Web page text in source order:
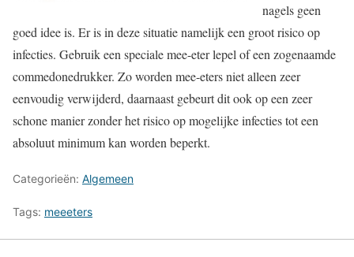
nagels geen
goed idee is. Er is in deze situatie namelijk een groot risico op
infecties. Gebruik een speciale mee-eter lepel of een zogenaamde
commedonedrukker. Zo worden mee-eters niet alleen zeer
eenvoudig verwijderd, daarnaast gebeurt dit ook op een zeer
schone manier zonder het risico op mogelijke infecties tot een
absoluut minimum kan worden beperkt.
Categorieën: Algemeen
Tags: meeeters